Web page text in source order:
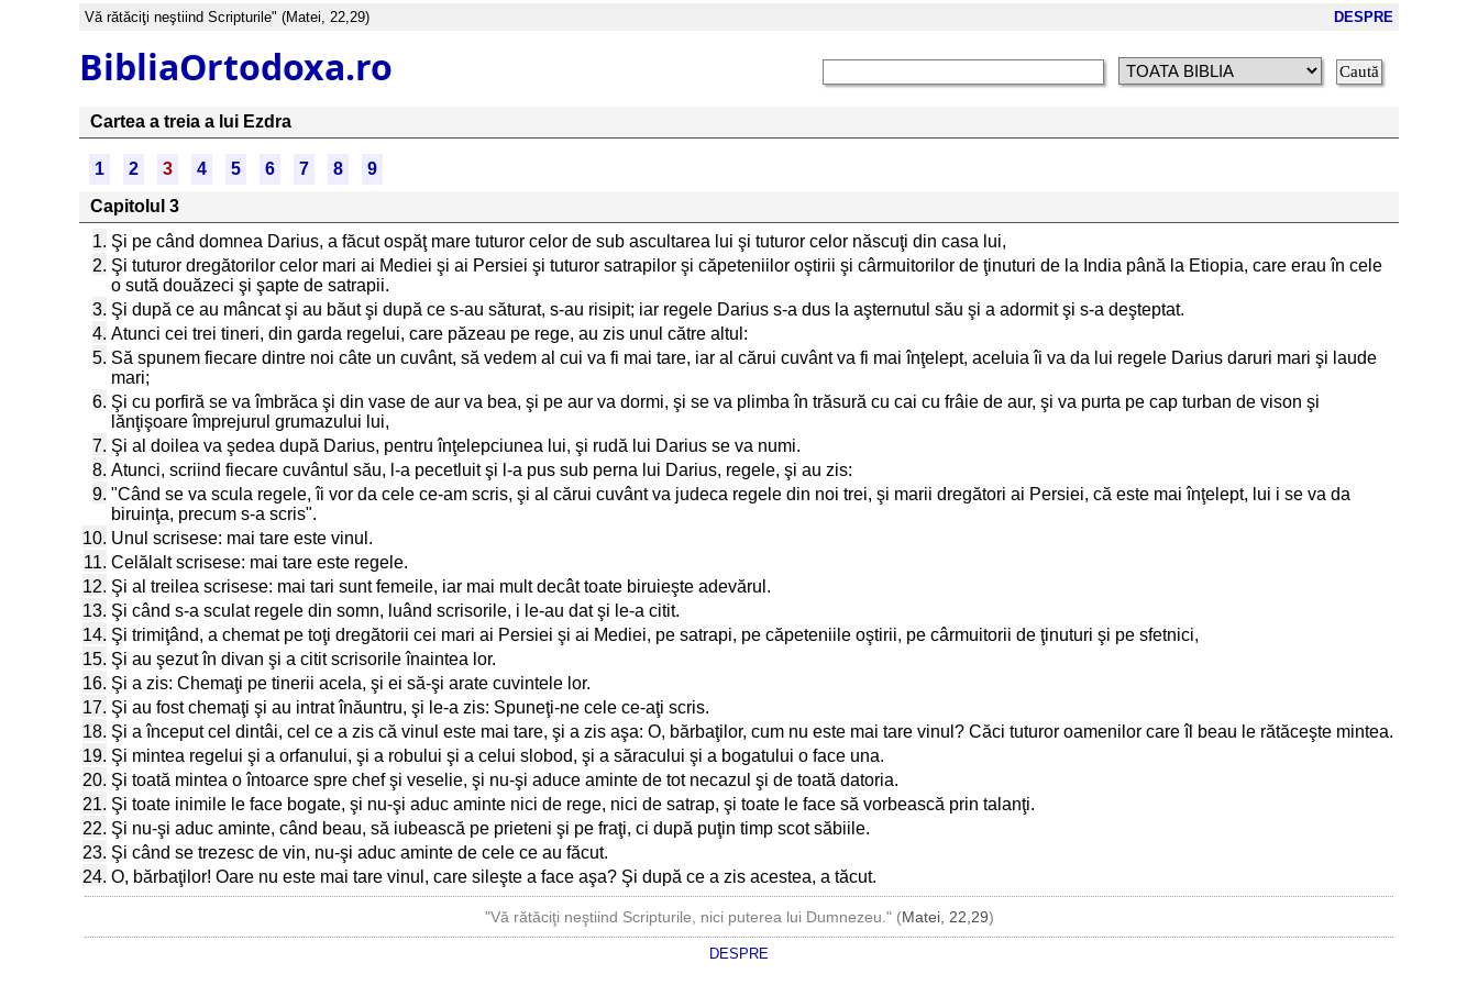
Vă rătăciţi neştiind Scripturile" (Matei, 22,29) DESPRE
BibliaOrtodoxa.ro
Cartea a treia a lui Ezdra
1 2 3 4 5 6 7 8
9
Capitolul 3
1. Şi pe când domnea Darius, a făcut ospăţ mare tuturor celor de sub ascultarea lui şi tuturor celor născuţi din casa lui,
2. Şi tuturor dregătorilor celor mari ai Mediei şi ai Persiei şi tuturor satrapilor şi căpeteniilor oştirii şi cârmuitorilor de ţinuturi de la India până la Etiopia, care erau în cele
o sută douăzeci şi şapte de satrapii.
3. Şi după ce au mâncat şi au băut şi după ce s-au săturat, s-au risipit; iar regele Darius s-a dus la aşternutul său şi a adormit şi s-a deşteptat.
4. Atunci cei trei tineri, din garda regelui, care păzeau pe rege, au zis unul către altul:
5. Să spunem fiecare dintre noi câte un cuvânt, să vedem al cui va fi mai tare, iar al cărui cuvânt va fi mai înţelept, aceluia îi va da lui regele Darius daruri mari şi laude
mari;
6. Şi cu porfiră se va îmbrăca şi din vase de aur va bea, şi pe aur va dormi, şi se va plimba în trăsură cu cai cu frâie de aur, şi va purta pe cap turban de vison şi
lănţişoare împrejurul grumazului lui,
7. Şi al doilea va şedea după Darius, pentru înţelepciunea lui, şi rudă lui Darius se va numi.
8. Atunci, scriind fiecare cuvântul său, l-a pecetluit şi l-a pus sub perna lui Darius, regele, şi au zis:
9. "Când se va scula regele, îi vor da cele ce-am scris, şi al cărui cuvânt va judeca regele din noi trei, şi marii dregători ai Persiei, că este mai înţelept, lui i se va da
biruinţa, precum s-a scris".
10. Unul scrisese: mai tare este vinul.
11. Celălalt scrisese: mai tare este regele.
12. Şi al treilea scrisese: mai tari sunt femeile, iar mai mult decât toate biruieşte adevărul.
13. Şi când s-a sculat regele din somn, luând scrisorile, i le-au dat şi le-a citit.
14. Şi trimiţând, a chemat pe toţi dregătorii cei mari ai Persiei şi ai Mediei, pe satrapi, pe căpeteniile oştirii, pe cârmuitorii de ţinuturi şi pe sfetnici,
15. Şi au şezut în divan şi a citit scrisorile înaintea lor.
16. Şi a zis: Chemaţi pe tinerii acela, şi ei să-şi arate cuvintele lor.
17. Şi au fost chemaţi şi au intrat înăuntru, şi le-a zis: Spuneţi-ne cele ce-aţi scris.
18. Şi a început cel dintâi, cel ce a zis că vinul este mai tare, şi a zis aşa: O, bărbaţilor, cum nu este mai tare vinul? Căci tuturor oamenilor care îl beau le rătăceşte mintea.
19. Şi mintea regelui şi a orfanului, şi a robului şi a celui slobod, şi a săracului şi a bogatului o face una.
20. Şi toată mintea o întoarce spre chef şi veselie, şi nu-şi aduce aminte de tot necazul şi de toată datoria.
21. Şi toate inimile le face bogate, şi nu-şi aduc aminte nici de rege, nici de satrap, şi toate le face să vorbească prin talanţi.
22. Şi nu-şi aduc aminte, când beau, să iubească pe prieteni şi pe fraţi, ci după puţin timp scot săbiile.
23. Şi când se trezesc de vin, nu-şi aduc aminte de cele ce au făcut.
24. O, bărbaţilor! Oare nu este mai tare vinul, care sileşte a face aşa? Şi după ce a zis acestea, a tăcut.
"Vă rătăciţi neştiind Scripturile, nici puterea lui Dumnezeu." (Matei, 22,29)
DESPRE